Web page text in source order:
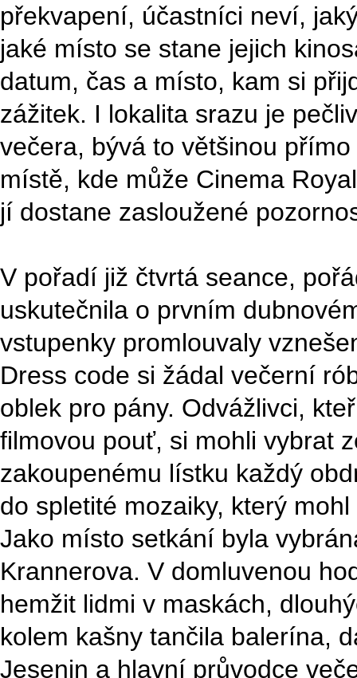
překvapení, účastníci neví,
jaké místo se stane jejich
datum, čas a místo, kam si
zážitek. I lokalita srazu je
večera, bývá to většinou
místě, kde může Cinema
jí dostane zasloužené
V pořadí již čtvrtá seance,
uskutečnila o prvním
vstupenky promlouvaly
Dress code si žádal večerní
oblek pro pány. Odvážlivci,
filmovou pouť, si mohli vybrat
zakoupenému lístku každý
do spletité mozaiky, který
Jako místo setkání byla
Krannerova. V domluvenou
hemžit lidmi v maskách,
kolem kašny tančila balerína,
Jesenin a hlavní průvodce